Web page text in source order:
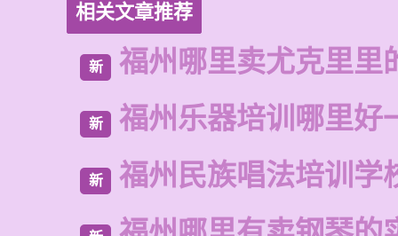
相关文章推荐
新 福州哪里卖尤克里里
新 福州乐器培训哪里好
新 福州民族唱法培训学